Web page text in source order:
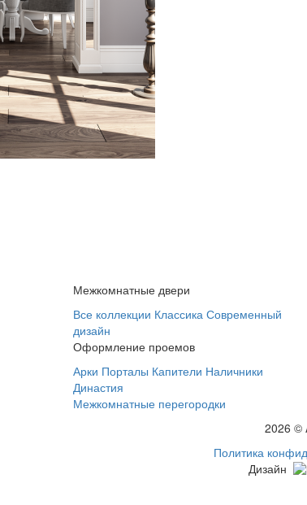
Межкомнатные двери
Все коллекции Классика Современный
дизайн
Оформление проемов
Арки Порталы Капители Наличники
Династия
Межкомнатные перегородки
2026 ©
Политика
Дизайн